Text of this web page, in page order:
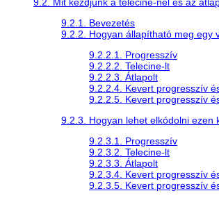
9.2.1. Bevezetés
9.2.2. Hogyan állapítható meg egy
9.2.2.1. Progresszív
9.2.2.2. Telecine-lt
9.2.2.3. Átlapolt
9.2.2.4. Kevert progresszív
9.2.2.5. Kevert progresszív
9.2.3. Hogyan lehet elkódolni ezen
9.2.3.1. Progresszív
9.2.3.2. Telecine-lt
9.2.3.3. Átlapolt
9.2.3.4. Kevert progresszív
9.2.3.5. Kevert progresszív